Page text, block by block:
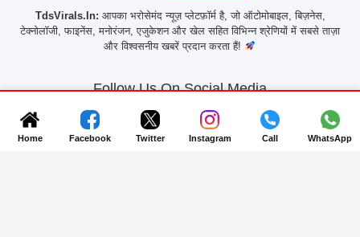
Home Facebook Twitter Instagram Call WhatsApp
TdsVirals.In: आपका भरोसेमंद न्यूज़ प्लेटफ़ॉर्म है, जो ऑटोमोबाइल, बिज़नेस,
टेक्नोलॉजी, फाइनेंस, मनोरंजन, एजुकेशन और खेल सहित विभिन्न श्रेणियों में सबसे ताज़ा
और विश्वसनीय खबरें प्रदान करता हैं!
Follow Us On Social Media
Get Latest Update On Social Media
F T